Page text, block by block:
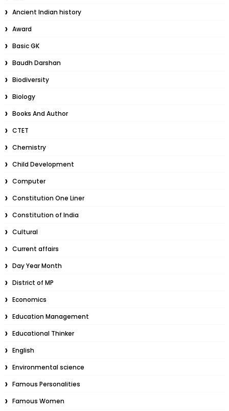
Ancient Indian history
Award
Basic GK
Baudh Darshan
Biodiversity
Biology
Books And Author
CTET
Chemistry
Child Development
Computer
Constitution One Liner
Constitution of India
Cultural
Current affairs
Day Year Month
District of MP
Economics
Education Management
Educational Thinker
English
Environmental science
Famous Personalities
Famous Women